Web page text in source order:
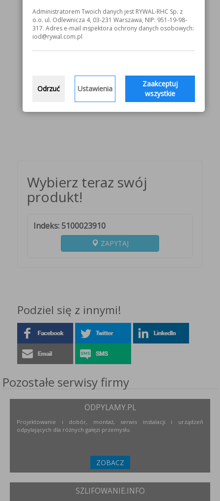
Urządzenia są dostarczane w opakowaniu
kartonowym, z wtyczką zasilającą (CEE 16A). Na
wyposażeniu znajdują się przewód masowy, wąż
Karta katalogowa
Wybierz teraz swój
produkt!
Indeks: 5100023910
ZAPYTAJ
Podziel się z innymi!
Pozostałe serwisy firmy
ODPYLAMY.PL
Projektowanie i dobór, montaż, serwis instalacji i urządzeń
odpylających dla różnych gałęzi przemysłu.
ZOBACZ
SZLIFOWANIE.INFO
Administratorem Twoich danych jest RYWAL-RHC Sp. z
o.o. ul. Odlewnicza 4, 03-231 Warszawa, NIP: 951-19-98-
317. Adres e-mail inspektora ochrony danych osobowych:
iod@rywal.com.pl
Odrzuć Ustawienia
Zaakceptuj
wszystkie